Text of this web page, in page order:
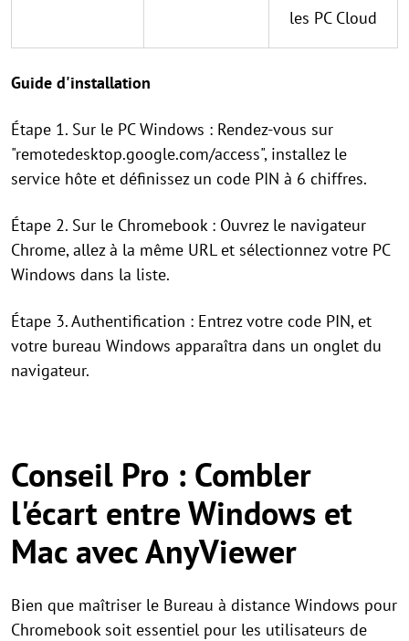
les PC Cloud
Guide d'installation
Étape 1. Sur le PC Windows : Rendez-vous sur
"remotedesktop.google.com/access", installez le
service hôte et définissez un code PIN à 6 chiffres.
Étape 2. Sur le Chromebook : Ouvrez le navigateur
Chrome, allez à la même URL et sélectionnez votre PC
Windows dans la liste.
Étape 3. Authentification : Entrez votre code PIN, et
votre bureau Windows apparaîtra dans un onglet du
navigateur.
Conseil Pro : Combler
l'écart entre Windows et
Mac avec AnyViewer
Bien que maîtriser le Bureau à distance Windows pour
Chromebook soit essentiel pour les utilisateurs de